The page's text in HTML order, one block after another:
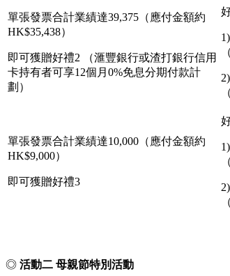
單張發票合計業績達39,375（應付金額約
HK$35,438）
即可獲贈好禮2 （滙豐銀行或渣打銀行信用
卡持有者可享12個月0%免息分期付款計
劃）
單張發票合計業績達10,000（應付金額約
HK$9,000）
即可獲贈好禮3
◎ 活動二 母親節特別活動